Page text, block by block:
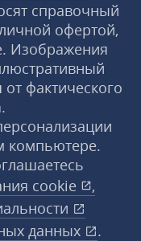
справочный
офертой,
Изображения
от фактического
компьютере.
cookie
,
данных
.